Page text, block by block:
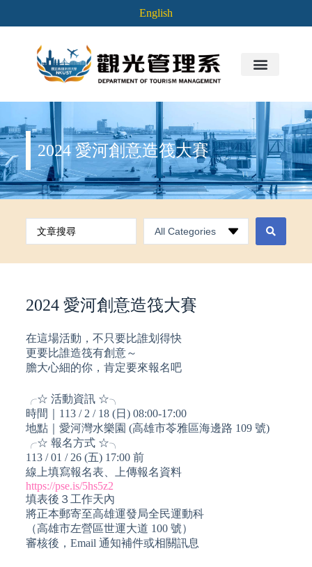
English
2024 愛河創意造筏大賽
2024 愛河創意造筏大賽
在這場活動，不只要比誰划得快
更要比誰造筏有創意～
膽大心細的你，肯定要來報名吧
╭☆ 活動資訊 ☆╮
時間｜113 / 2 / 18 (日) 08:00-17:00
地點｜愛河灣水樂園 (高雄市苓雅區海邊路 109 號)
╭☆ 報名方式 ☆╮
113 / 01 / 26 (五) 17:00 前
線上填寫報名表、上傳報名資料
https://pse.is/5hs5z2
填表後３工作天內
將正本郵寄至高雄運發局全民運動科
（高雄市左營區世運大道 100 號）
審核後，Email 通知補件或相關訊息